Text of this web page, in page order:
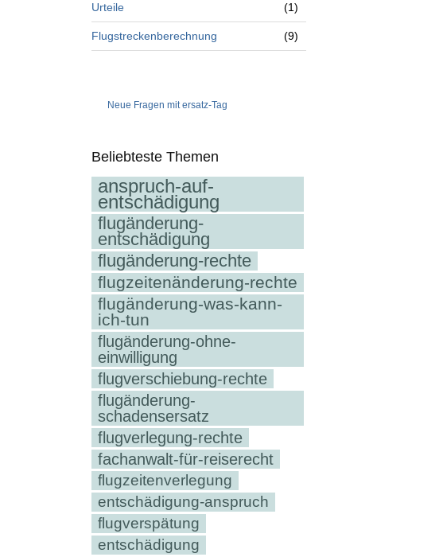
Urteile (1)
Flugstreckenberechnung (9)
Neue Fragen mit ersatz-Tag
Beliebteste Themen
anspruch-auf-
entschädigung
flugänderung-
entschädigung
flugänderung-rechte
flugzeitenänderung-rechte
flugänderung-was-kann-
ich-tun
flugänderung-ohne-
einwilligung
flugverschiebung-rechte
flugänderung-
schadensersatz
flugverlegung-rechte
fachanwalt-für-reiserecht
flugzeitenverlegung
entschädigung-anspruch
flugverspätung
entschädigung